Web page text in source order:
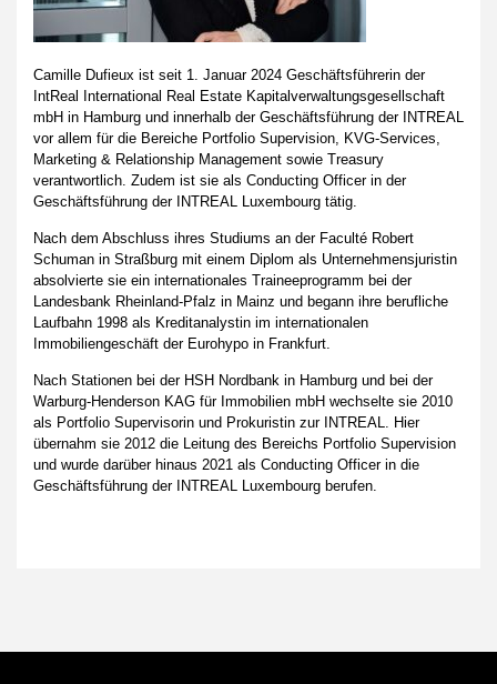
Camille Dufieux ist seit 1. Januar 2024 Geschäftsführerin der
IntReal International Real Estate Kapitalverwaltungsgesellschaft
mbH in Hamburg und innerhalb der Geschäftsführung der INTREAL
vor allem für die Bereiche Portfolio Supervision, KVG-Services,
Marketing & Relationship Management sowie Treasury
verantwortlich. Zudem ist sie als Conducting Officer in der
Geschäftsführung der INTREAL Luxembourg tätig.
Nach dem Abschluss ihres Studiums an der Faculté Robert
Schuman in Straßburg mit einem Diplom als Unternehmensjuristin
absolvierte sie ein internationales Traineeprogramm bei der
Landesbank Rheinland-Pfalz in Mainz und begann ihre berufliche
Laufbahn 1998 als Kreditanalystin im internationalen
Immobiliengeschäft der Eurohypo in Frankfurt.
Nach Stationen bei der HSH Nordbank in Hamburg und bei der
Warburg-Henderson KAG für Immobilien mbH wechselte sie 2010
als Portfolio Supervisorin und Prokuristin zur INTREAL. Hier
übernahm sie 2012 die Leitung des Bereichs Portfolio Supervision
und wurde darüber hinaus 2021 als Conducting Officer in die
Geschäftsführung der INTREAL Luxembourg berufen.